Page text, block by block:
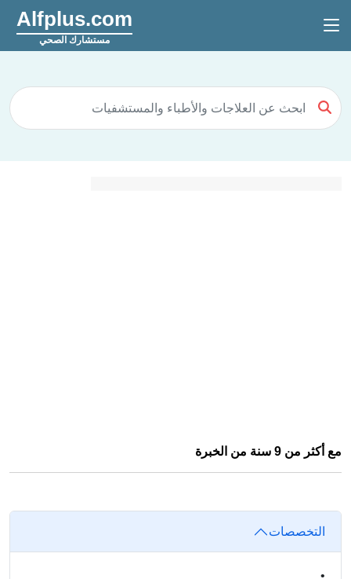
Alfplus.com
مستشارك الصحي
مع أكثر من 9 سنة من الخبرة
التخصصات
•